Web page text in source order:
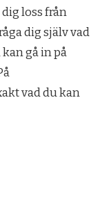
loss från
dig själv vad
gå in på
vad du kan